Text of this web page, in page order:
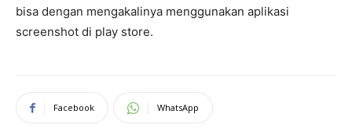
bisa dengan mengakalinya menggunakan aplikasi
screenshot di play store.
Facebook WhatsApp